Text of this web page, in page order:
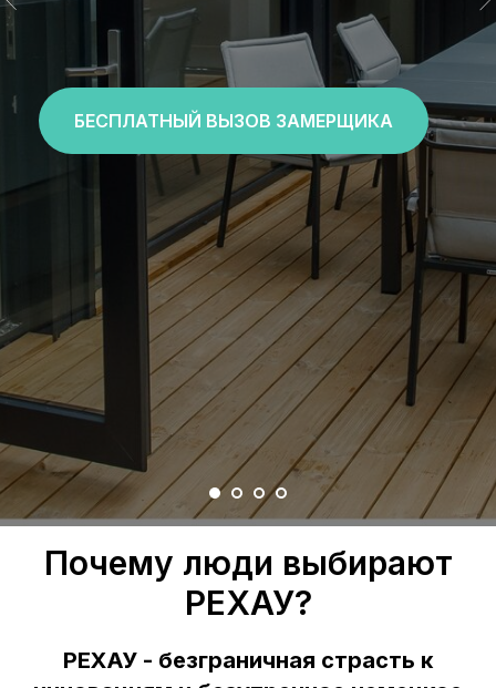
БЕСПЛАТНЫЙ ВЫЗОВ ЗАМЕРЩИКА
Почему люди выбирают
РЕХАУ?
РЕХАУ - безграничная страсть к